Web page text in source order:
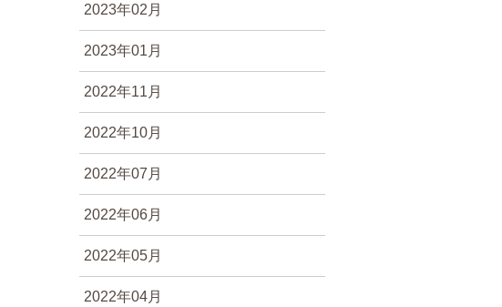
2023年02月
2023年01月
2022年11月
2022年10月
2022年07月
2022年06月
2022年05月
2022年04月